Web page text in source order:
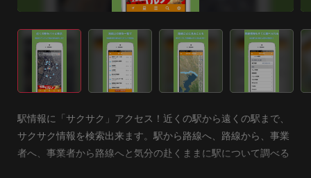
駅情報に「サクサク」アクセス！近くの駅から遠くの駅まで、
サクサク情報を検索出来ます。駅から路線へ、路線から、事業
者へ、事業者から路線へと気分の赴くままに駅について調べる